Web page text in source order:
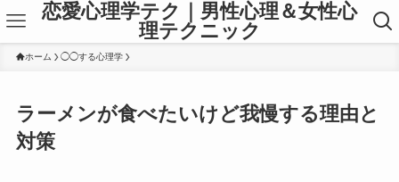
恋愛心理学テク｜男性心理＆女性心
理テクニック
ホーム ◯◯する心理学
ラーメンが食べたいけど我慢する理由と
対策